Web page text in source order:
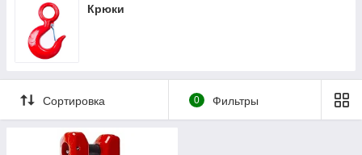
Крюки
Сортировка 0 Фильтры